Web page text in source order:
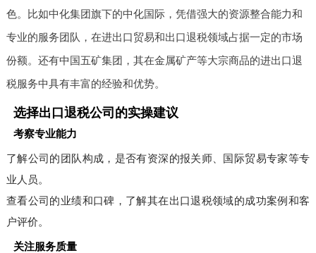
色。比如中化集团旗下的中化国际，凭借强大的资源整合能力和
专业的服务团队，在进出口贸易和出口退税领域占据一定的市场
份额。还有中国五矿集团，其在金属矿产等大宗商品的进出口退
税服务中具有丰富的经验和优势。
选择出口退税公司的实操建议
考察专业能力
了解公司的团队构成，是否有资深的报关师、国际贸易专家等专
业人员。
查看公司的业绩和口碑，了解其在出口退税领域的成功案例和客
户评价。
关注服务质量